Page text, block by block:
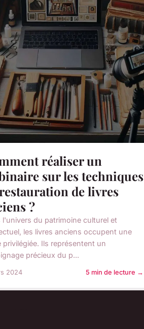
réaliser un
sur les techniques
de livres
?
l'univers du patrimoine culturel et
les livres anciens occupent une
privilégiée. Ils représentent un
précieux du p...
2024 5 min de lecture →